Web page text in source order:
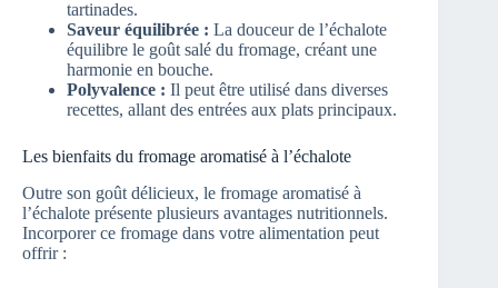
tartinades.
Saveur équilibrée : La douceur de l’échalote
équilibre le goût salé du fromage, créant une
harmonie en bouche.
Polyvalence : Il peut être utilisé dans diverses
recettes, allant des entrées aux plats principaux.
Les bienfaits du fromage aromatisé à l’échalote
Outre son goût délicieux, le fromage aromatisé à
l’échalote présente plusieurs avantages nutritionnels.
Incorporer ce fromage dans votre alimentation peut
offrir :